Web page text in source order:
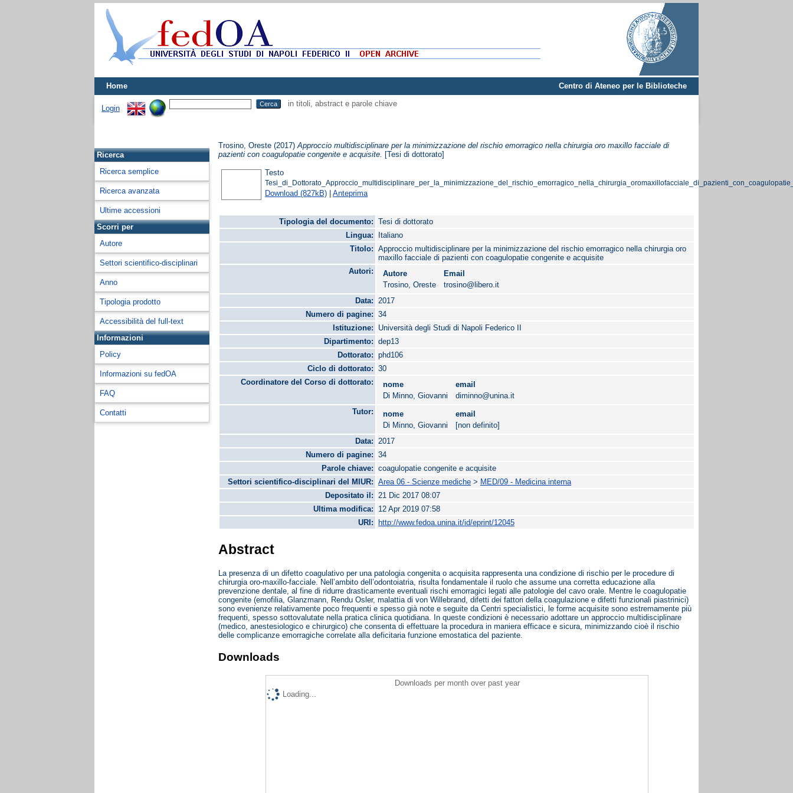
Home Centro di Ateneo per le Biblioteche
Login
in titoli, abstract e parole chiave
Ricerca
Ricerca semplice
Ricerca avanzata
Ultime accessioni
Scorri per
Autore
Settori scientifico-disciplinari
Anno
Tipologia prodotto
Accessibilità del full-text
Informazioni
Policy
Informazioni su fedOA
FAQ
Contatti
Trosino, Oreste (2017)Approccio multidisciplinare per la minimizzazione del rischio emorragico nella chirurgia oro maxillo facciale di
pazienti con coagulopatie congenite e acquisite.
[Tesi di dottorato]
Testo
Download (827kB) |Anteprima
Tipologia del documento:
Tesi di dottorato
Lingua:
Italiano
Titolo:
Approccio multidisciplinare per la minimizzazione del rischio emorragico nella chirurgia oro
maxillo facciale di pazienti con coagulopatie congenite e acquisite
Autori:
Autore
Email
Trosino, Oreste
trosino@libero.it
Data:
2017
Numero di pagine:
34
Istituzione:
Università degli Studi di Napoli Federico II
Dipartimento:
dep13
Dottorato:
phd106
Ciclo di dottorato:
30
Coordinatore del Corso di dottorato:
nome
email
Di Minno, Giovanni
diminno@unina.it
Tutor:
nome
email
Di Minno, Giovanni
[non definito]
Data:
2017
Numero di pagine:
34
Parole chiave:
coagulopatie congenite e acquisite
Settori scientifico-disciplinari del MIUR:
Area 06 - Scienze mediche > MED/09 - Medicina interna
Depositato il:
21 Dic 2017 08:07
Ultima modifica:
12 Apr 2019 07:58
URI:
http://www.fedoa.unina.it/id/eprint/12045
Abstract
La presenza di un difetto coagulativo per una patologia congenita o acquisita rappresenta una condizione di rischio per le procedure di
chirurgia oro-maxillo-facciale. Nell’ambito dell’odontoiatria, risulta fondamentale il ruolo che assume una corretta educazione alla
prevenzione dentale, al fine di ridurre drasticamente eventuali rischi emorragici legati alle patologie del cavo orale. Mentre le coagulopatie
congenite (emofilia, Glanzmann, Rendu Osler, malattia di von Willebrand, difetti dei fattori della coagulazione e difetti funzionali piastrinici)
sono evenienze relativamente poco frequenti e spesso già note e seguite da Centri specialistici, le forme acquisite sono estremamente più
frequenti, spesso sottovalutate nella pratica clinica quotidiana. In queste condizioni è necessario adottare un approccio multidisciplinare
(medico, anestesiologico e chirurgico) che consenta di effettuare la procedura in maniera efficace e sicura, minimizzando cioè il rischio
delle complicanze emorragiche correlate alla deficitaria funzione emostatica del paziente.
Downloads
Downloads per month over past year
Loading...